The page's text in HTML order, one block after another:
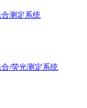
测定系统
/荧光测定系统